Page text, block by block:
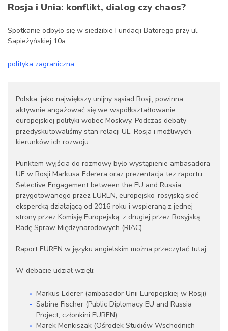
Rosja i Unia: konflikt, dialog czy chaos?
Spotkanie odbyło się w siedzibie Fundacji Batorego przy ul.
Sapieżyńskiej 10a.
polityka zagraniczna
Polska, jako największy unijny sąsiad Rosji, powinna
aktywnie angażować się we współkształtowanie
europejskiej polityki wobec Moskwy. Podczas debaty
przedyskutowaliśmy stan relacji UE-Rosja i możliwych
kierunków ich rozwoju.
Punktem wyjścia do rozmowy było wystąpienie ambasadora
UE w Rosji Markusa Ederera oraz prezentacja tez raportu
Selective Engagement between the EU and Russia
przygotowanego przez EUREN, europejsko-rosyjską sieć
ekspercką działającą od 2016 roku i wspieraną z jednej
strony przez Komisję Europejską, z drugiej przez Rosyjską
Radę Spraw Międzynarodowych (RIAC).
Raport EUREN w języku angielskim można przeczytać tutaj.
W debacie udział wzięli:
Markus Ederer (ambasador Unii Europejskiej w Rosji)
Sabine Fischer (Public Diplomacy EU and Russia
Project, członkini EUREN)
Marek Menkiszak (Ośrodek Studiów Wschodnich –